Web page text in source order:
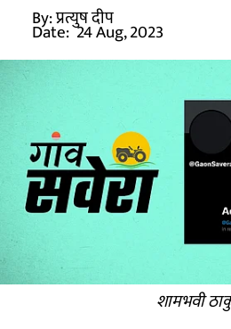
By:प्रत्युष दीप
Date: 24 Aug, 2023
शामभवी